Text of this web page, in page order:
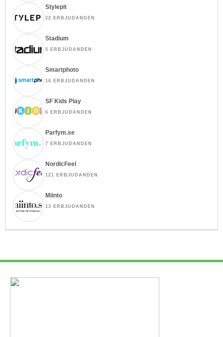
Stylepit
22 ERBJUDANDEN
Stadium
5 ERBJUDANDEN
Smartphoto
16 ERBJUDANDEN
SF Kids Play
6 ERBJUDANDEN
Parfym.se
7 ERBJUDANDEN
NordicFeel
121 ERBJUDANDEN
Miinto
13 ERBJUDANDEN